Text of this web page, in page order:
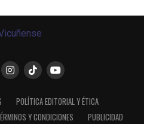
POLÍTICA EDITORIAL Y ÉTICA
Y CONDICIONES
PUBLICIDAD